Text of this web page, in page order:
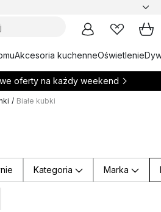
Akcesoria kuchenneOświetlenie
oferty na każdy weekend
/ Białe kubki
Kategoria Marka